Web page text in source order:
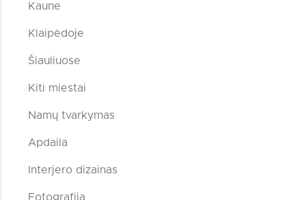
Kaune
Klaipėdoje
Šiauliuose
Kiti miestai
Namų tvarkymas
Apdaila
Interjero dizainas
Fotografija